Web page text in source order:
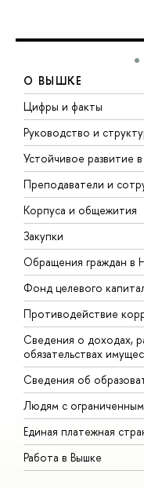
О ВЫШКЕ
Цифры и факты
Руководство и
Устойчивое
Преподаватели и
Корпуса и общежития
Закупки
Обращения граждан
Фонд целевого
Противодействие
Сведения о доходах,
обязательствах
Сведения об
Людям с
Единая платежная
Работа в Вышке